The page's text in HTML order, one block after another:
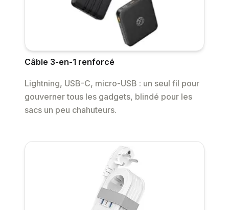
Câble 3-en-1 renforcé
Lightning, USB-C, micro-USB : un seul fil pour
gouverner tous les gadgets, blindé pour les
sacs un peu chahuteurs.